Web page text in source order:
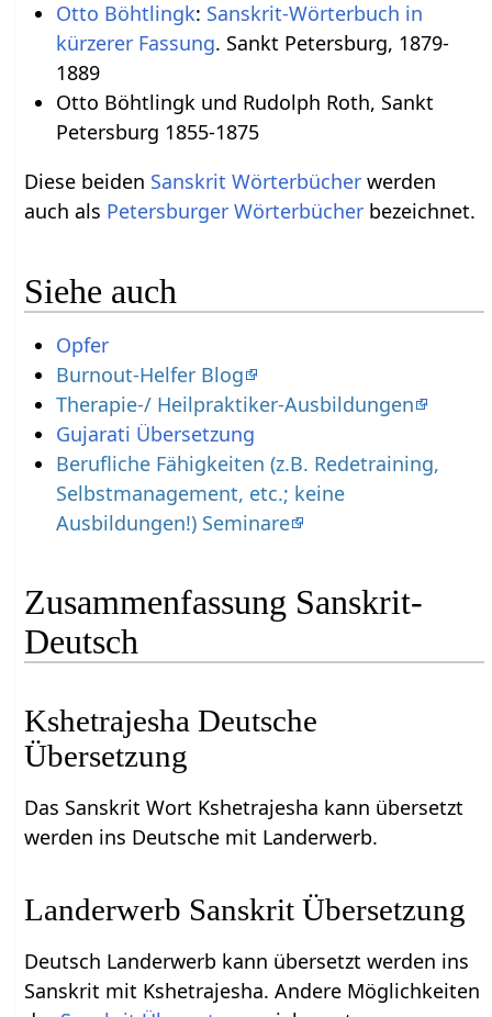
Otto Böhtlingk: Sanskrit-Wörterbuch in
kürzerer Fassung. Sankt Petersburg, 1879-
1889
Otto Böhtlingk und Rudolph Roth, Sankt
Petersburg 1855-1875
Diese beiden Sanskrit Wörterbücher werden
auch als Petersburger Wörterbücher bezeichnet.
Siehe auch
Opfer
Burnout-Helfer Blog
Therapie-/ Heilpraktiker-Ausbildungen
Gujarati Übersetzung
Berufliche Fähigkeiten (z.B. Redetraining,
Selbstmanagement, etc.; keine
Ausbildungen!) Seminare
Zusammenfassung Sanskrit-
Deutsch
Kshetrajesha Deutsche
Übersetzung
Das Sanskrit Wort Kshetrajesha kann übersetzt
werden ins Deutsche mit Landerwerb.
Landerwerb Sanskrit Übersetzung
Deutsch Landerwerb kann übersetzt werden ins
Sanskrit mit Kshetrajesha. Andere Möglichkeiten